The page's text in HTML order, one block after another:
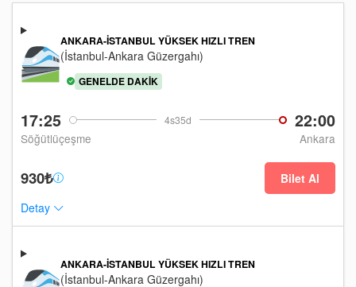
17:25 4s35d 22:00
Söğütlüçeşme Ankara
ANKARA-İSTANBUL YÜKSEK HIZLI TREN
(İstanbul-Ankara Güzergahı)
GENELDE DAKIK
930₺
Bilet Al
Detay
ANKARA-İSTANBUL YÜKSEK HIZLI TREN
(İstanbul-Ankara Güzergahı)